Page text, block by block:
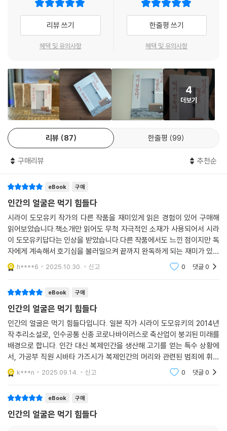
“당신은 자연이나 생명에 대한 존경심이 없습니까?”
“개인의 종교관에 관해서는 다른 곳에서 말씀해주시죠. 정책 논의를 하기
위해 나온 자리니까요.”
“천벌이 내릴 겁니다. 언젠가…….”
“당신에게는 천벌이 내릴 겁니다. 5년 후일지 10년 후일지는 몰라도 언젠
가는 반드시…….” --- p.130
“시바타 군, 이거 참 곤란하게 되었어. 범인은 자네밖에 없는 듯하네.”
“아닙니다……. 저는 범인이 아니에요.”
“그렇다면 그 사실을 증명해보게.”
자신이 범인이 아니라는 것을 증명하라고? 자신이 범인이 아닌 사실을 가
즈시는 확실히 알고 있다. 하지만 그 사실을 상대방에게 어떻게 전해야 좋
“……만약 제가 범인이라면.”
“제가 범인이라면, 범인처럼 보이는 사람이 저밖에 없는 상황에서 이런 짓
을 벌이진 않을 겁니다.”
“그렇군.”
후지야마가 유쾌한 듯 콧소리를 냈다.
“그런 논리가 통한다면 전 세계의 범죄자에게 면죄부가 주어질 걸세. 발뺌
할 생각 말게. 자네는 플라나리아 센터의 항의 활동가인 거지? 왜 이런 말
“잠시만요.”
--- p.146
“결코 배달되어서는 안 되는 인간의 얼굴이 배달되다”
포유류와 조류, 어류를 몰살시키는 인수공통 전염병이 지구를 휩쓴다. 가
까스로 인간을 위한 치료제가 개발되었으나 다른 동물들은 대부분 멸종된
뒤였다. 인류는 영양 부족 문제를 해결하기 위해 클론 인간을 사육하기 시
써 윤리적 문제를 해결했다. 한동안은 모두가 만족하는 듯했다. 클론 인간
을 사육하자는 법안을 최초로 발의한 국회의원의 집에 머리가 함께 배달되
기 전까지는…….
한편, 클론인간 사육센터에 근무 중인 주인공 가즈시. 국회의원에게 배달
테러를 자행한 범인으로 바로 그가 지목된다. 범인이 아니라는 사실을 알
고 있는 것은 자신뿐. 스스로 결백을 증명해야 한다. 왜냐하면 그 또한 큰
비밀을 숨기고 있기 때문이다.
2014년에 이미 생생히 쓰여진 코로나바이러스와 팬데믹!
《인간의 얼굴은 먹기 힘들다》에서 놀라운 점은, 소설 속에서 세계를 휩쓴
바이러스가 다름 아닌 ‘코로나바이러스’라는 것이다. 일본에서 2014년에
출간된 이 소설은, 마치 예언이라도 하듯 2021년을 무대로 코로나바이러
스 이후의 세상을 그린다. 소설에서 묘사되는 팬데믹 상황과 팬데믹 이후
의 세계는 오늘을 사는 우리에게 많은 것을 시사한다.
자극적이며 논쟁적인 소재와 주제를 이용해 새로운 추리극을 선사해온 시
라이 도모유키. 그는 데뷔작에서 과감하게도 바이러스가 휩쓸고 간 디스토
고, 부족한 단백질만 클론 인간을 통해 섭취하는 세상을 무대로 기발한 추
리극을 벌이는 것이다.
추리소설계에서 ‘부도덕하고 불건전하지만, 추리만은 지극히 공정한 작
가’라 불리는 시라이 도모유키. 그는 자신의 원점인 이 소설에서 곳곳에 단
서를 묘사하여 독자와 공정한 추리게임을 벌이는 한편, 독자의 상상력을
뛰어넘는 놀라운 반전을 선사한다.
마침내 드러나는 인간의 민낯
시라이 도모유키의 대담함은 여기에서 그치지 않는다. “사체를 하나 주문
하려면 아직도 샐러리맨의 평균 연봉 정도의 돈이 필요해요. 우리 미가공
리뷰 쓰기
혜택 및 유의사항
한줄평 쓰기
혜택 및 유의사항
4
더보기
리뷰 87 한줄평 99
구매리뷰 추천순
eBook 구매
인간의 얼굴은 먹기 힘들다
시라이 도모유키 작가의 다른 작품을 재미있게 읽은 경험이 있어 구매해
읽어보았습니다.책소개만 읽어도 무척 자극적인 소재가 사용되어서 시라
이 도모유키답다는 인상을 받았습니다.다른 작품에서도 느낀 점이지만 독
자에게 계속해서 호기심을 불러일으켜 끝까지 완독하게 되는 재미가 있는
것 같아요.#인생책독서모임
h****6 2025.10.30. 신고 0 댓글0
eBook 구매
인간의 얼굴은 먹기 힘들다
인간의 얼굴은 먹기 힘들다입니다. 일본 작가 시라이 도모유키의 2014년
작 추리소설로, 인수공통 신종 코로나바이러스로 축산업이 붕괴된 미래를
배경으로 합니다. 인간 대신 복제인간을 생산해 고기를 얻는 특수 상황에
서, 가공부 직원 시바타 가즈시가 복제인간의 머리와 관련된 범죄에 휘말
리며 자신의 결백을 증명하려 분투하는 이야기입니다. 복제인간과 인간의
경계, 사회적 부조리
k***n 2025.09.14. 신고 0 댓글0
eBook 구매
인간의 얼굴은 먹기 힘들다